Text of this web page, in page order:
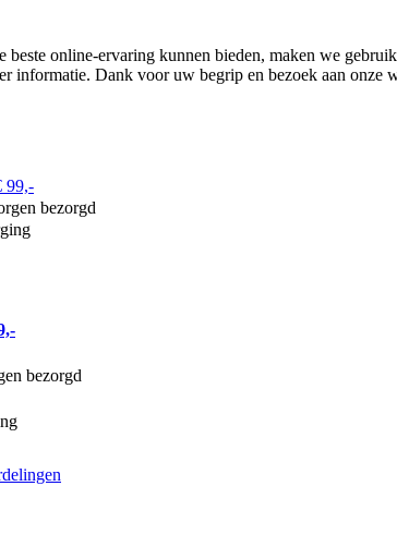
beste online-ervaring kunnen bieden, maken we
informatie. Dank voor uw begrip en bezoek aan onze
99,-
bezorgd
bezorgd